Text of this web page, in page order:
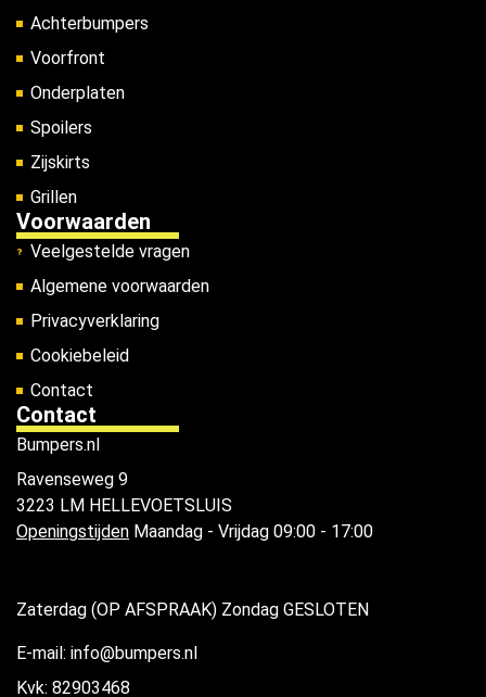
Achterbumpers
Voorfront
Onderplaten
Spoilers
Zijskirts
Grillen
Voorwaarden
Veelgestelde vragen
Algemene voorwaarden
Privacyverklaring
Cookiebeleid
Contact
Contact
Bumpers.nl
Ravenseweg 9
3223 LM HELLEVOETSLUIS
Openingstijden Maandag - Vrijdag 09:00 - 17:00
Zaterdag (OP AFSPRAAK) Zondag GESLOTEN
E-mail: info@bumpers.nl
Kvk: 82903468